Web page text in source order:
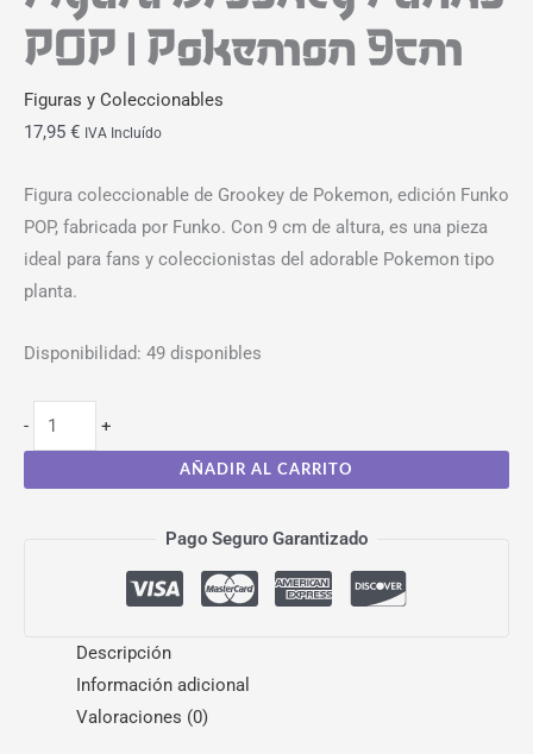
POP | Pokemon 9cm
Figuras y Coleccionables
17,95 € IVA Incluído
Figura coleccionable de Grookey de Pokemon, edición Funko
POP, fabricada por Funko. Con 9 cm de altura, es una pieza
ideal para fans y coleccionistas del adorable Pokemon tipo
planta.
Disponibilidad: 49 disponibles
- +
AÑADIR AL CARRITO
Pago Seguro Garantizado
Descripción
Información adicional
Valoraciones (0)